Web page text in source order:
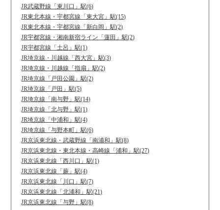
JR武蔵野線「東川口」駅(6)
JR東北本線・宇都宮線「東大宮」駅(15)
JR東北本線・宇都宮線「新白岡」駅(2)
JR宇都宮線・湘南新宿ライン「蓮田」駅(2)
JR宇都宮線「土呂」駅(1)
JR埼京線・川越線「西大宮」駅(3)
JR埼京線・川越線「指扇」駅(2)
JR埼京線「戸田公園」駅(2)
JR埼京線「戸田」駅(5)
JR埼京線「南与野」駅(14)
JR埼京線「北与野」駅(1)
JR埼京線「中浦和」駅(4)
JR埼京線「与野本町」駅(6)
JR京浜東北線・武蔵野線「南浦和」駅(8)
JR京浜東北線・東北本線・高崎線「浦和」駅(27)
JR京浜東北線「西川口」駅(1)
JR京浜東北線「蕨」駅(4)
JR京浜東北線「川口」駅(7)
JR京浜東北線「北浦和」駅(21)
JR京浜東北線「与野」駅(8)